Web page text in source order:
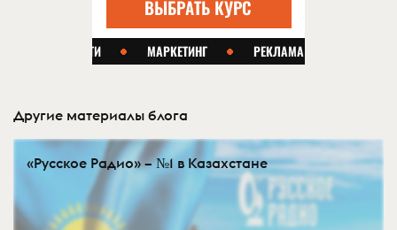
Другие материалы блога
«Русское Радио» – №1 в Казахстане